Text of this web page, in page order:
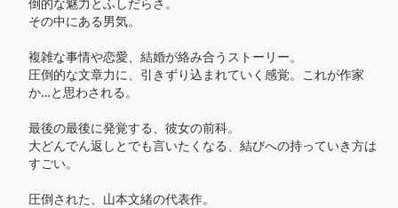
その中にある男気。
複雑な事情や恋愛、結婚が絡み合うストーリー。
圧倒的な文章力に、引きずり込まれていく感覚。これが作家
か…と思わされる。
最後の最後に発覚する、彼女の前科。
大どんでん返しとでも言いたくなる、結びへの持っていき方は
すごい。
圧倒された、山本文緒の代表作。